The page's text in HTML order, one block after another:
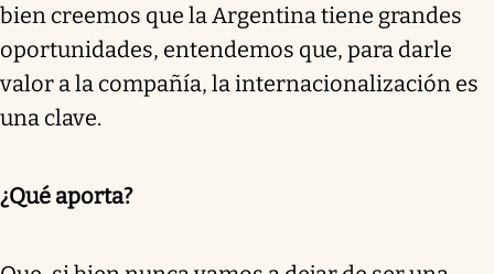
bien creemos que la Argentina tiene grandes
oportunidades, entendemos que, para darle
valor a la compañía, la internacionalización es
una clave.
¿Qué aporta?